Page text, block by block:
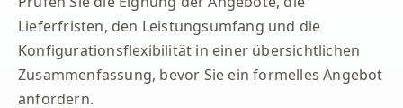
Lieferfristen, den Leistungsumfang und die
Konfigurationsflexibilität in einer übersichtlichen
Zusammenfassung, bevor Sie ein formelles Angebot
anfordern.